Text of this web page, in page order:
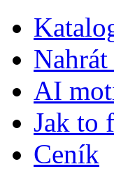
AI
Jak to
Ceník